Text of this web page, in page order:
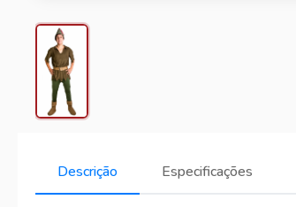
Descrição Especificações